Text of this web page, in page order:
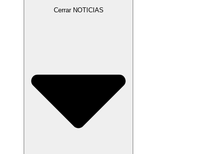
Cerrar NOTICIAS